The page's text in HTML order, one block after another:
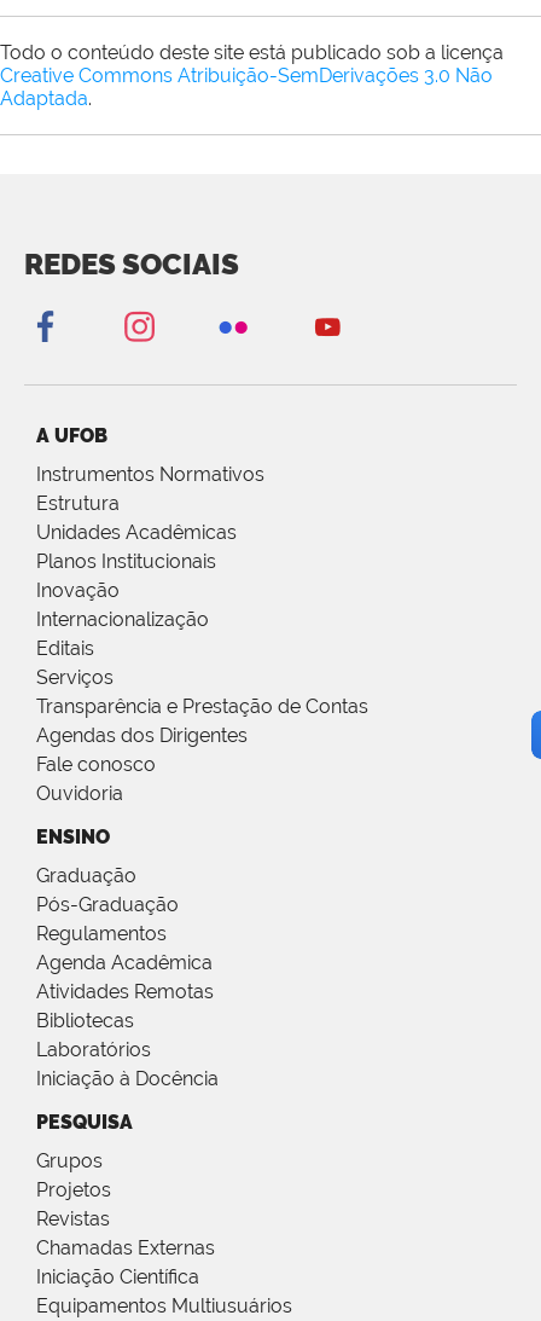
Todo o conteúdo deste site está publicado sob a licença
Creative Commons Atribuição-SemDerivações 3.0 Não
Adaptada.
REDES SOCIAIS
A UFOB
Instrumentos Normativos
Estrutura
Unidades Acadêmicas
Planos Institucionais
Inovação
Internacionalização
Editais
Serviços
Transparência e Prestação de Contas
Agendas dos Dirigentes
Fale conosco
Ouvidoria
ENSINO
Graduação
Pós-Graduação
Regulamentos
Agenda Acadêmica
Atividades Remotas
Bibliotecas
Laboratórios
Iniciação à Docência
PESQUISA
Grupos
Projetos
Revistas
Chamadas Externas
Iniciação Científica
Equipamentos Multiusuários